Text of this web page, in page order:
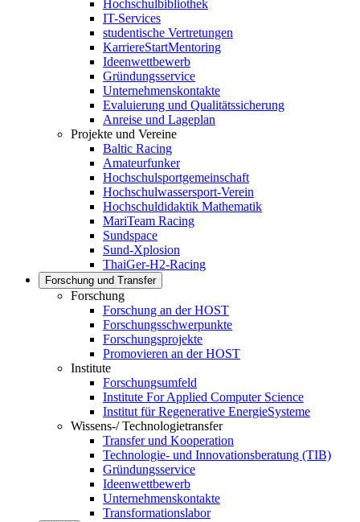
Hochschulbibliothek
IT-Services
studentische Vertretungen
KarriereStartMentoring
Ideenwettbewerb
Gründungsservice
Unternehmenskontakte
Evaluierung und Qualitätssicherung
Anreise und Lageplan
Projekte und Vereine
Baltic Racing
Amateurfunker
Hochschulsportgemeinschaft
Hochschulwassersport-Verein
Hochschuldidaktik Mathematik
MariTeam Racing
Sundspace
Sund-Xplosion
ThaiGer-H2-Racing
Forschung und Transfer
Forschung
Forschung an der HOST
Forschungsschwerpunkte
Forschungsprojekte
Promovieren an der HOST
Institute
Forschungsumfeld
Institute For Applied Computer Science
Institut für Regenerative EnergieSysteme
Wissens-/ Technologietransfer
Transfer und Kooperation
Technologie- und Innovationsberatung (TIB)
Gründungsservice
Ideenwettbewerb
Unternehmenskontakte
Transformationslabor